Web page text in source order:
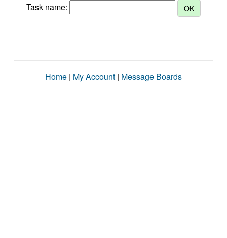
Task name:
Home | My Account | Message Boards